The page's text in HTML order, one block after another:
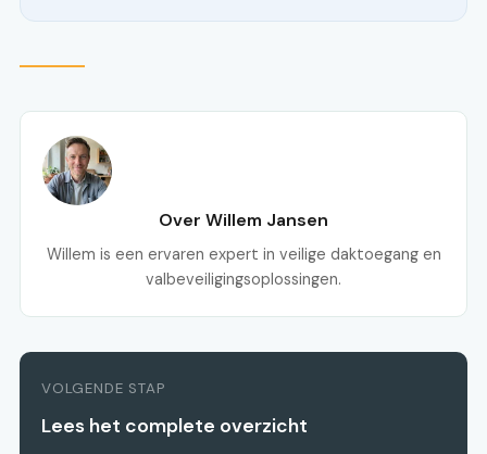
Over Willem Jansen
Willem is een ervaren expert in veilige daktoegang en
valbeveiligingsoplossingen.
VOLGENDE STAP
Lees het complete overzicht